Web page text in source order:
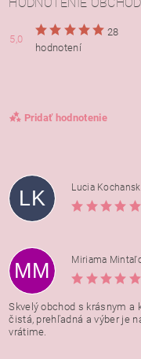
5,0
28
hodnotení
Pridať hodnotenie
LK
Lucia
MM
Miriama
Skvelý obchod s krásnym a
čistá, prehľadná a výber je
vrátime.